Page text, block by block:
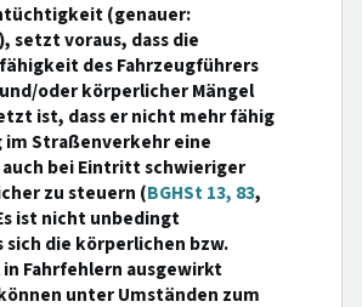
(genauer:
setzt voraus, dass die
des Fahrzeugführers
oder körperlicher Mängel
ist, dass er nicht mehr fähig
im Straßenverkehr eine
bei Eintritt schwieriger
zu steuern (BGHSt 13, 83,
ist nicht unbedingt
die körperlichen bzw.
Fahrfehlern ausgewirkt
unter Umständen zum